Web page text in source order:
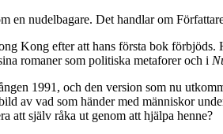
en nudelbagare. Det handlar om
Kong efter att hans första bok förbjöds.
romaner som politiska metaforer och i
1991, och den version som nu
av vad som händer med människor
att själv råka ut genom att hjälpa henne?